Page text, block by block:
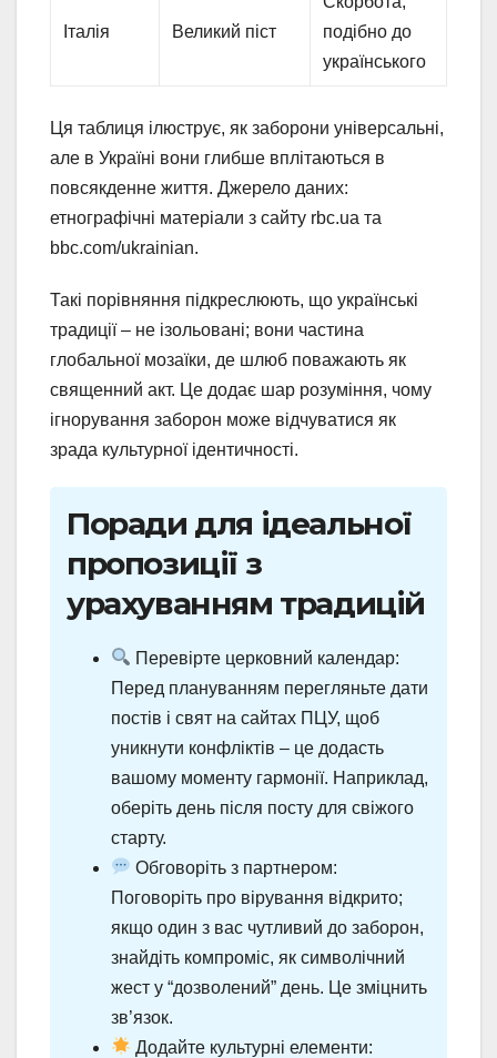
Італія Великий піст
подібно до
українського
Ця таблиця ілюструє, як заборони універсальні,
але в Україні вони глибше вплітаються в
повсякденне життя. Джерело даних:
етнографічні матеріали з сайту rbc.ua та
bbc.com/ukrainian.
Такі порівняння підкреслюють, що українські
традиції – не ізольовані; вони частина
глобальної мозаїки, де шлюб поважають як
священний акт. Це додає шар розуміння, чому
ігнорування заборон може відчуватися як
зрада культурної ідентичності.
Поради для ідеальної
пропозиції з
урахуванням традицій
Перевірте церковний календар:
Перед плануванням перегляньте дати
постів і свят на сайтах ПЦУ, щоб
уникнути конфліктів – це додасть
вашому моменту гармонії. Наприклад,
оберіть день після посту для свіжого
старту.
Обговоріть з партнером:
Поговоріть про вірування відкрито;
якщо один з вас чутливий до заборон,
знайдіть компроміс, як символічний
жест у “дозволений” день. Це зміцнить
зв’язок.
Додайте культурні елементи: